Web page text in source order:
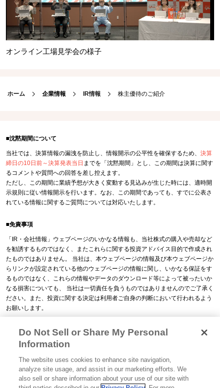
オンライン工場見学会の様子
ホーム 企業情報 IR情報 株主優待のご紹介
■沈黙期間について
当社では、決算情報の漏洩を防止し、情報開示の公平性を確保するため、 決算
締日の10日前～決算発表当日 までを「沈黙期間」とし、この期間は決算に関す
るコメントや質問への回答を差し控えます。
ただし、この期間に業績予想が大きく変動する見込みが生じた時には、適時開
示規則に従い情報開示を行います。なお、この期間であっても、すでに公表さ
れている情報に関するご質問については対応いたします。
■免責事項
「IR・会社情報」ウェブページのいかなる情報も、当社株式の購入や売却など
を勧誘するものではなく、またこれらに関する投資アドバイス目的で作成され
たものではありません。 当社は、本ウェブページの情報及び本ウェブページか
らリンクが設定されている他のウェブページの情報に関し、いかなる保証をす
るものではなく、これらの情報やデータのダウンロード等によって被ったいか
なる損害についても、 当社は一切責任を負うものではありませんのでご了承く
ださい。また、投資に関する決定は利用者ご自身の判断において行われるよう
お願いします。
Glicoからの最新情報を受け取る
Do Not Sell or Share My Personal
Information
The website uses cookies to enhance site navigation,
analyze site usage, and assist in our marketing efforts. We
also sell or share information about your use of our site with